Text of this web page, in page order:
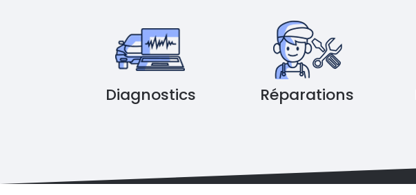
Diagnostics Réparations